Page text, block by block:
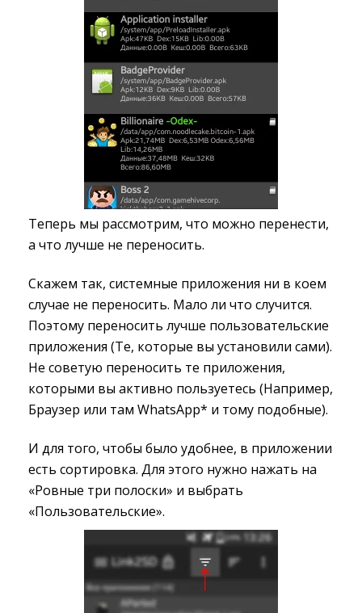
Теперь мы рассмотрим, что можно перенести,
а что лучше не переносить.
Скажем так, системные приложения ни в коем
случае не переносить. Мало ли что случится.
Поэтому переносить лучше пользовательские
приложения (Те, которые вы установили сами).
Не советую переносить те приложения,
которыми вы активно пользуетесь (Например,
Браузер или там WhatsApp* и тому подобные).
И для того, чтобы было удобнее, в приложении
есть сортировка. Для этого нужно нажать на
«Ровные три полоски» и выбрать
«Пользовательские».